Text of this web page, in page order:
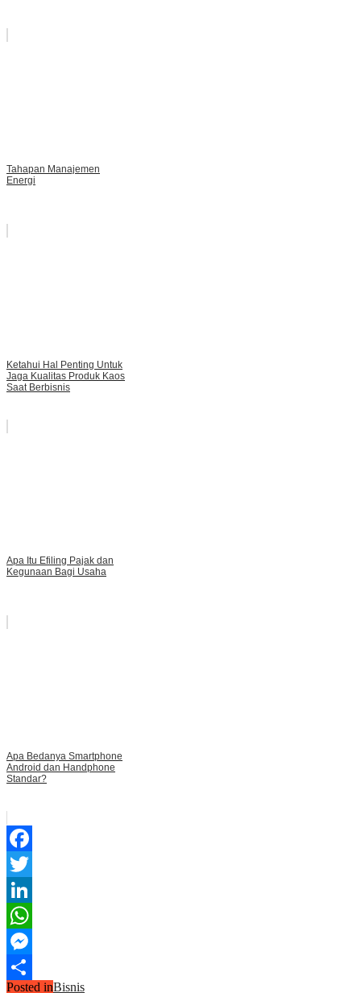
Tahapan Manajemen
Energi
Ketahui Hal Penting Untuk
Jaga Kualitas Produk Kaos
Saat Berbisnis
Apa Itu Efiling Pajak dan
Kegunaan Bagi Usaha
Apa Bedanya Smartphone
Android dan Handphone
Standar?
Facebook
Twitter
LinkedIn
WhatsApp
Messenger
Posted inBisnis